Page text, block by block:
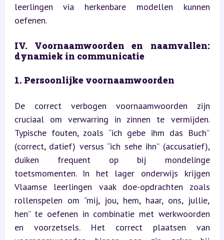
leerlingen via herkenbare modellen kunnen
oefenen.
IV. Voornaamwoorden en naamvallen:
dynamiek in communicatie
1. Persoonlijke voornaamwoorden
De correct verbogen voornaamwoorden zijn
cruciaal om verwarring in zinnen te vermijden.
Typische fouten, zoals “ich gebe ihm das Buch”
(correct, datief) versus “ich sehe ihn” (accusatief),
duiken frequent op bij mondelinge
toetsmomenten. In het lager onderwijs krijgen
Vlaamse leerlingen vaak doe-opdrachten zoals
rollenspelen om “mij, jou, hem, haar, ons, jullie,
hen” te oefenen in combinatie met werkwoorden
en voorzetsels. Het correct plaatsen van